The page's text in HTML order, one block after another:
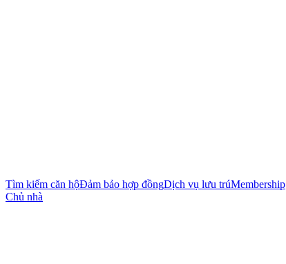
Tìm kiếm căn hộĐảm bảo hợp đồngDịch vụ lưu trúMembership
Chủ nhà